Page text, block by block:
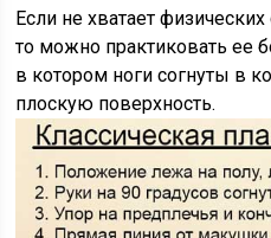
Если не хватает
то можно практиковать ее
в котором ноги согнуты в
плоскую поверхность.